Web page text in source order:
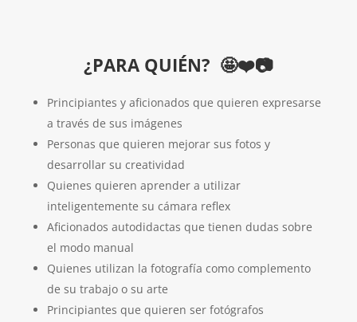
¿PARA QUIÉN? 🤩❤️📷
Principiantes y aficionados que quieren expresarse
a través de sus imágenes
Personas que quieren mejorar sus fotos y
desarrollar su creatividad
Quienes quieren aprender a utilizar
inteligentemente su cámara reflex
Aficionados autodidactas que tienen dudas sobre
el modo manual
Quienes utilizan la fotografía como complemento
de su trabajo o su arte
Principiantes que quieren ser fotógrafos